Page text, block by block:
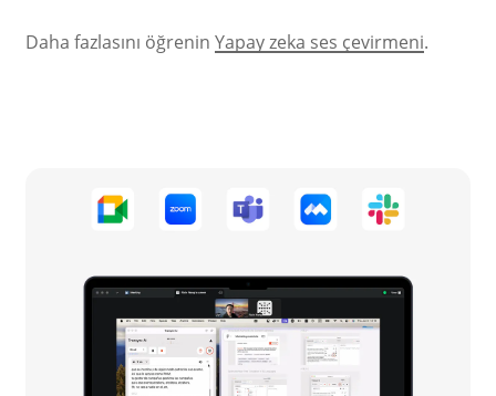
Daha fazlasını öğrenin Yapay zeka ses çevirmeni.